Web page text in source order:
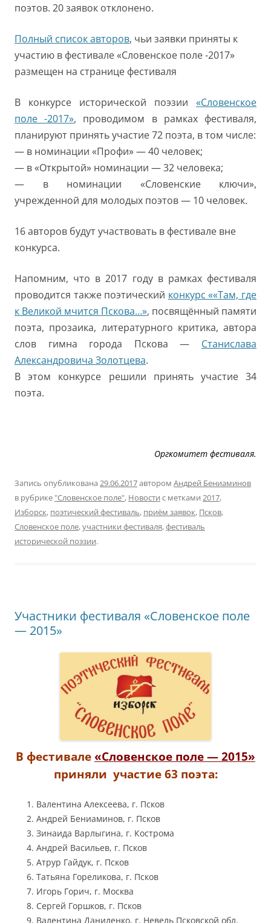
поэтов. 20 заявок отклонено.
Полный список авторов, чьи заявки приняты к
участию в фестивале «Словенское поле -2017»
размещен на странице фестиваля
В конкурсе исторической поэзии «Словенское
поле -2017», проводимом в рамках фестиваля,
планируют принять участие 72 поэта, в том числе:
— в номинации «Профи» — 40 человек;
— в «Открытой» номинации — 32 человека;
— в номинации «Словенские ключи»,
учрежденной для молодых поэтов — 10 человек.
16 авторов будут участвовать в фестивале вне
конкурса.
Напомним, что в 2017 году в рамках фестиваля
проводится также поэтический конкурс ««Там, где
к Великой мчится Пскова…», посвящённый памяти
поэта, прозаика, литературного критика, автора
слов гимна города Пскова — Станислава
Александровича Золотцева.
В этом конкурсе решили принять участие 34
поэта.
Оргкомитет фестиваля.
Запись опубликована 29.06.2017автором Андрей Бениаминов
в рубрике "Словенское поле", Новости с метками 2017,
Изборск, поэтический фестиваль, приём заявок, Псков,
Словенское поле,участники фестиваля,фестиваль
исторической поэзии.
Участники фестиваля «Словенское поле
— 2015»
В фестивале «Словенское поле — 2015»
приняли участие 63 поэта:
Валентина Алексеева, г. Псков
Андрей Бениаминов, г. Псков
Зинаида Варлыгина, г. Кострома
Андрей Васильев, г. Псков
Атрур Гайдук, г. Псков
Татьяна Гореликова, г. Псков
Игорь Горич, г. Москва
Сергей Горшков, г. Псков
Валентина Даниленко, г. Невель Псковской обл.